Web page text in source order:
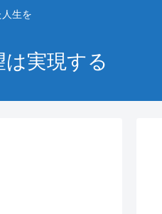
生を
実現する